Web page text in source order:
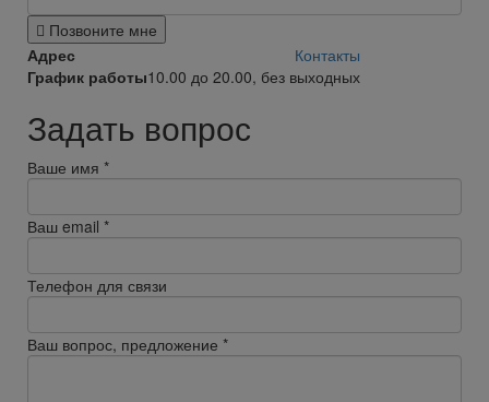
Позвоните мне
Адрес
Контакты
График работы10.00 до 20.00, без выходных
Задать вопрос
Ваше имя *
Ваш email *
Телефон для связи
Ваш вопрос, предложение *